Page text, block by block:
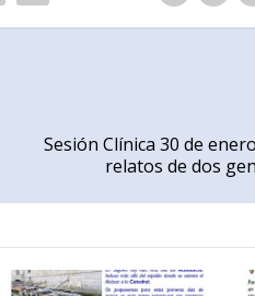
Sesión Clínica 30 de
relatos de dos